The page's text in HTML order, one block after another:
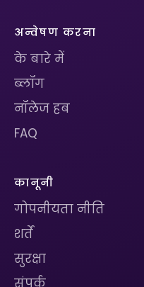
अन्वेषण करना
के बारे में
ब्लॉग
नॉलेज हब
FAQ
कानूनी
गोपनीयता नीति
शर्तें
सुरक्षा